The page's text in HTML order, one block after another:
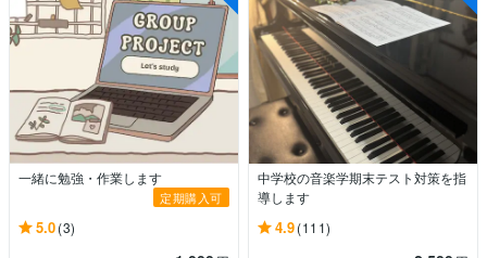
一緒に勉強・作業します
定期購入可
5.0(3)
中学校の音楽学期末テスト対策を指
導します
4.9(111)